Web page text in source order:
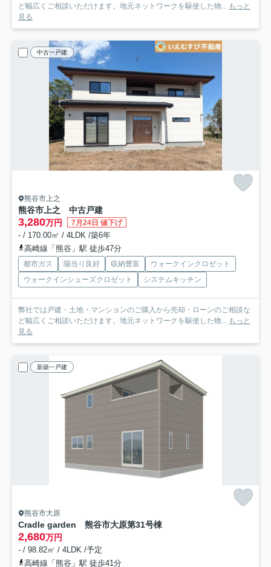
ど幅広くご相談いただけます。地元ネットワークを駆使した物...
もっと
見る
中古一戸建
熊谷市上之
熊谷市上之 中古戸建
3,280万円 7月24日 値下げ
- / 170.00㎡ / 4LDK /築6年
高崎線「熊谷」駅 徒歩47分
都市ガス 陽当り良好 収納豊富
ウォークインクロゼット
ウォークインシューズクロゼット
システムキッチン
弊社では戸建・土地・マンションのご購入から売却・ローンのご相談な
ど幅広くご相談いただけます。地元ネットワークを駆使した物...
もっと
見る
新築一戸建
熊谷市大原
Cradle garden 熊谷市大原第31号棟
2,680万円
- / 98.82㎡ / 4LDK /予定
高崎線「熊谷」駅 徒歩41分